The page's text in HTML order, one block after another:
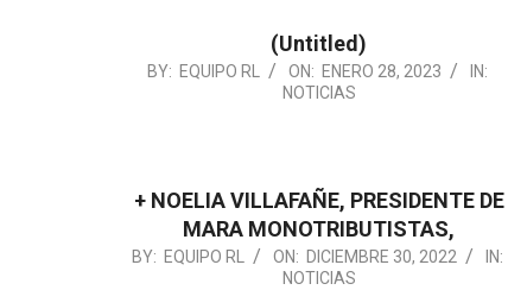
(Untitled)
2023-
BY: EQUIPO RL ON: ENERO 28, 2023
IN:
NOTICIAS
+ NOELIA VILLAFAÑE, PRESIDENTE DE
MARA MONOTRIBUTISTAS,
2022-
BY: EQUIPO RL ON: DICIEMBRE 30, 2022
IN:
NOTICIAS